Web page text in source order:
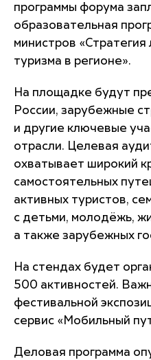
программы форума
образовательная
министров
туризма в регионе».
На площадке будут
России, зарубежные
и другие ключевые
отрасли. Целевая
охватывает широкий
самостоятельных
активных туристов,
с детьми, молодёжь,
а также зарубежных
На стендах будет
500 активностей.
фестивальной
сервис «Мобильный
Деловая программа